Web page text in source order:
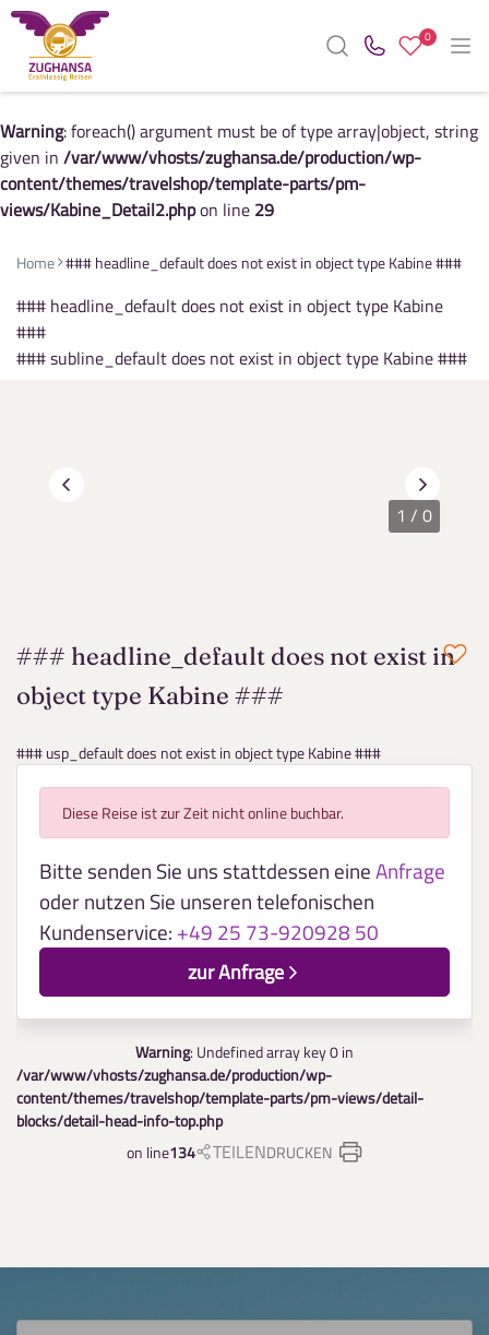
0
Warning: foreach() argument must be of type array|object, string
given in /var/www/vhosts/zughansa.de/production/wp-
content/themes/travelshop/template-parts/pm-
views/Kabine_Detail2.phpon line 29
Home ### headline_default does not exist in object type Kabine ###
### headline_default does not exist in object type Kabine
###
### subline_default does not exist in object type Kabine ###
1 / 0
### headline_default does not exist in
object type Kabine ###
### usp_default does not exist in object type Kabine ###
Diese Reise ist zur Zeit nicht online buchbar.
Bitte senden Sie uns stattdessen eineAnfrage
oder nutzen Sie unseren telefonischen
Kundenservice: +49 25 73-920928 50
zur Anfrage
Warning: Undefined array key 0 in
/var/www/vhosts/zughansa.de/production/wp-
content/themes/travelshop/template-parts/pm-views/detail-
blocks/detail-head-info-top.php
on line134 TEILENDRUCKEN